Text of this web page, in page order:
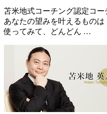
苫米地式コーチング認定コー
あなたの望みを叶えるもの
使ってみて、どんどん …